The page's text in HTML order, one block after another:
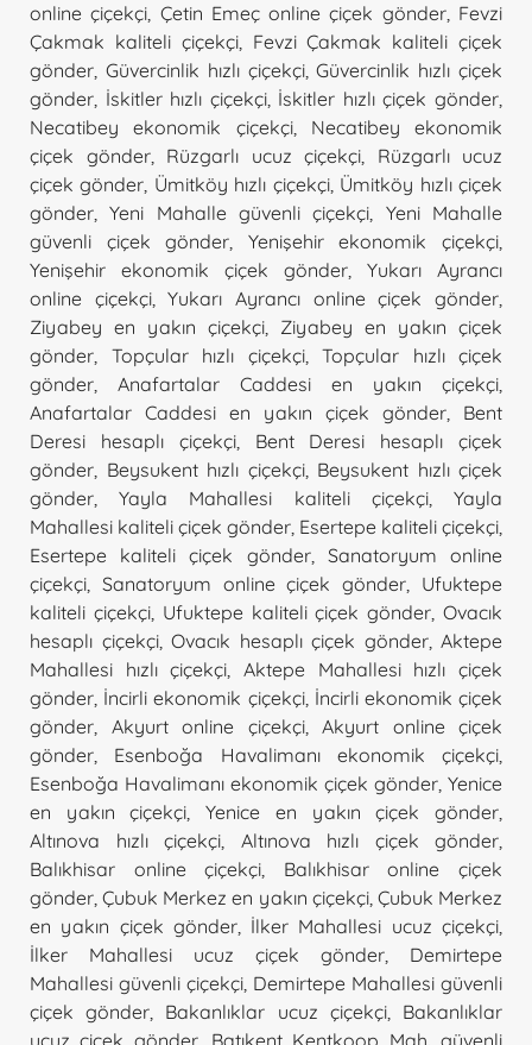
online çiçekçi, Çetin Emeç online çiçek gönder, Fevzi
Çakmak kaliteli çiçekçi, Fevzi Çakmak kaliteli çiçek
gönder, Güvercinlik hızlı çiçekçi,Güvercinlik hızlı çiçek
gönder, İskitler hızlı çiçekçi, İskitler hızlı çiçek gönder,
Necatibey ekonomik çiçekçi, Necatibey ekonomik
çiçek gönder, Rüzgarlı ucuz çiçekçi, Rüzgarlı ucuz
çiçek gönder, Ümitköy hızlı çiçekçi, Ümitköy hızlı çiçek
gönder,Yeni Mahalle güvenli çiçekçi, Yeni Mahalle
güvenli çiçek gönder, Yenişehir ekonomik çiçekçi,
Yenişehir ekonomik çiçek gönder, Yukarı Ayrancı
online çiçekçi,Yukarı Ayrancı online çiçek gönder,
Ziyabey en yakın çiçekçi, Ziyabey en yakın çiçek
gönder, Topçular hızlı çiçekçi, Topçular hızlı çiçek
gönder, Anafartalar Caddesi en yakın çiçekçi,
Anafartalar Caddesi en yakın çiçek gönder, Bent
Deresi hesaplı çiçekçi, Bent Deresi hesaplı çiçek
gönder, Beysukent hızlı çiçekçi, Beysukent hızlı çiçek
gönder,Yayla Mahallesi kaliteli çiçekçi,Yayla
Mahallesi kaliteli çiçek gönder, Esertepe kaliteli çiçekçi,
Esertepe kaliteli çiçek gönder, Sanatoryum online
çiçekçi, Sanatoryum online çiçek gönder, Ufuktepe
kaliteli çiçekçi, Ufuktepe kaliteli çiçek gönder,Ovacık
hesaplı çiçekçi, Ovacık hesaplı çiçek gönder, Aktepe
Mahallesi hızlı çiçekçi,Aktepe Mahallesi hızlı çiçek
gönder, İncirli ekonomik çiçekçi, İncirli ekonomik çiçek
gönder, Akyurt online çiçekçi, Akyurt online çiçek
gönder, Esenboğa Havalimanı ekonomik çiçekçi,
Esenboğa Havalimanı ekonomik çiçek gönder, Yenice
en yakın çiçekçi,Yenice en yakın çiçek gönder,
Altınova hızlı çiçekçi, Altınova hızlı çiçek gönder,
Balıkhisar online çiçekçi, Balıkhisar online çiçek
gönder,Çubuk Merkez en yakın çiçekçi, Çubuk Merkez
en yakın çiçek gönder, İlker Mahallesi ucuz çiçekçi,
İlker Mahallesi ucuz çiçek gönder, Demirtepe
Mahallesi güvenli çiçekçi, Demirtepe Mahallesi güvenli
çiçek gönder, Bakanlıklar ucuz çiçekçi, Bakanlıklar
ucuz çiçek gönder, Batıkent Kentkoop Mah. güvenli